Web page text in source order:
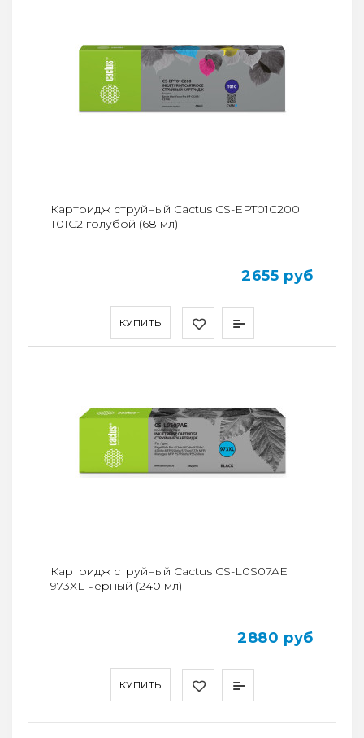
КУПИТЬ
Картридж струйный Cactus CS-EPT01C200
T01C2 голубой (68 мл)
2655 руб
КУПИТЬ
Картридж струйный Cactus CS-L0S07AE
973XL черный (240 мл)
2880 руб